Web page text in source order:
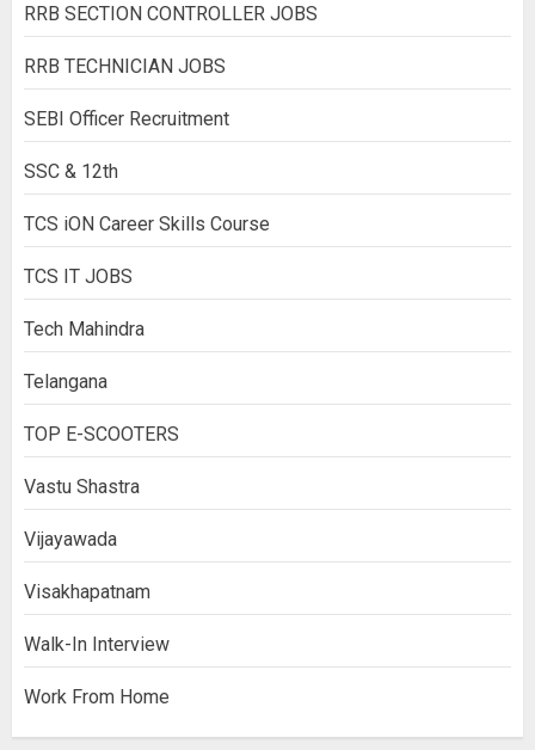
RRB SECTION CONTROLLER JOBS
RRB TECHNICIAN JOBS
SEBI Officer Recruitment
SSC & 12th
TCS iON Career Skills Course
TCS IT JOBS
Tech Mahindra
Telangana
TOP E-SCOOTERS
Vastu Shastra
Vijayawada
Visakhapatnam
Walk-In Interview
Work From Home